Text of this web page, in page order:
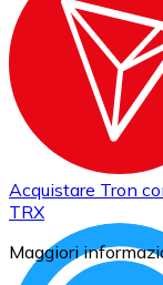
Acquistare Tron
TRX
Maggiori